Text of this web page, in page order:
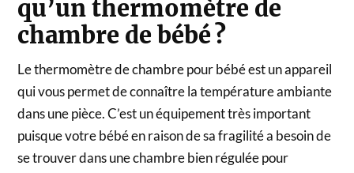
qu’un thermomètre de
chambre de bébé ?
Le thermomètre de chambre pour bébé est un appareil
qui vous permet de connaître la température ambiante
dans une pièce. C’est un équipement très important
puisque votre bébé en raison de sa fragilité a besoin de
se trouver dans une chambre bien régulée pour